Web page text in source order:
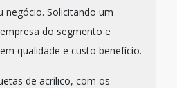
negócio. Solicitando um
do segmento e
qualidade e custo benefício.
de acrílico, com os